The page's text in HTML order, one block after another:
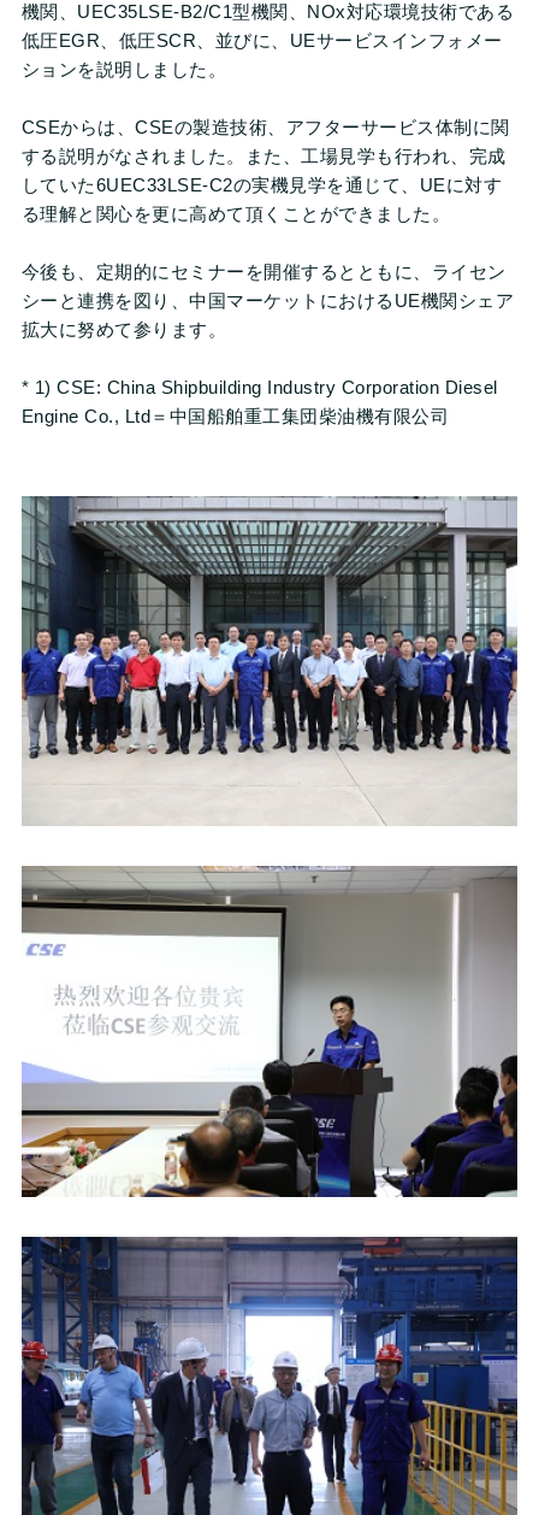
機関、UEC35LSE-B2/C1型機関、NOx対応環境技術である
低圧EGR、低圧SCR、並びに、UEサービスインフォメー
ションを説明しました。
CSEからは、CSEの製造技術、アフターサービス体制に関
する説明がなされました。また、工場見学も行われ、完成
していた6UEC33LSE-C2の実機見学を通じて、UEに対す
る理解と関心を更に高めて頂くことができました。
今後も、定期的にセミナーを開催するとともに、ライセン
シーと連携を図り、中国マーケットにおけるUE機関シェア
拡大に努めて参ります。
* 1) CSE: China Shipbuilding Industry Corporation Diesel
Engine Co., Ltd＝中国船舶重工集団柴油機有限公司